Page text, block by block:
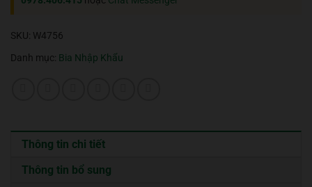
SKU: W4756
Danh mục: Bia Nhập Khẩu
Thông tin chi tiết
Thông tin bổ sung